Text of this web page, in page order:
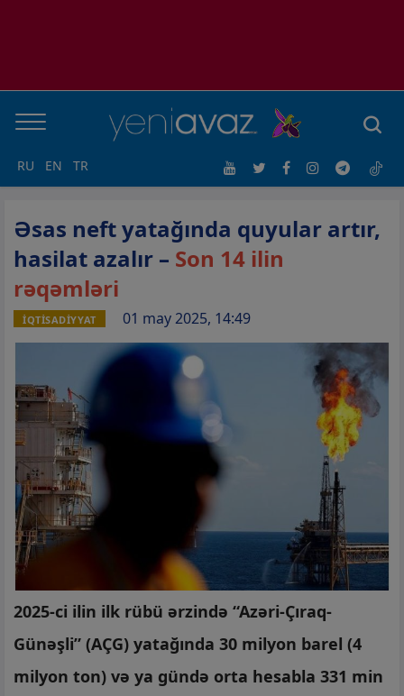
RU EN TR
Əsas neft yatağında quyular artır,
hasilat azalır – Son 14 ilin
rəqəmləri
İQTİSADİYYAT 01 may 2025, 14:49
2025-ci ilin ilk rübü ərzində “Azəri-Çıraq-
Günəşli” (AÇG) yatağında 30 milyon barel (4
milyon ton) və ya gündə orta hesabla 331 min